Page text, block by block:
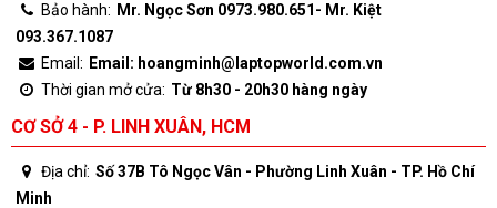
Bảo hành: Mr. Ngọc Sơn 0973.980.651- Mr. Kiệt
093.367.1087
Email: Email: hoangminh@laptopworld.com.vn
Thời gian mở cửa: Từ 8h30 - 20h30 hàng ngày
CƠ SỞ 4 - P. LINH XUÂN, HCM
Địa chỉ: Số 37B Tô Ngọc Vân - Phường Linh Xuân - TP. Hồ Chí
Minh